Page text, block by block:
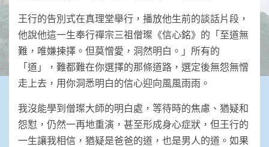
王行的告別式在真理堂舉行，播放他生前的談話片段，
他說他這一生奉行禪宗三祖僧璨《信心銘》的「至道無
難，唯嫌揀擇。但莫憎愛，洞然明白。」所有的
「道」，難都難在你選擇的那條道路，選定後無怨無憎
走上去，用你洞悉明白的信心迎向風風雨雨。
我沒能學到僧璨大師的明白處，等待時的焦慮、猶疑和
怨懟，仍然一再地重演，甚至形成身心症狀，但王行的
一生讓我相信，猶疑是爸爸的道，也是男人的道。如果